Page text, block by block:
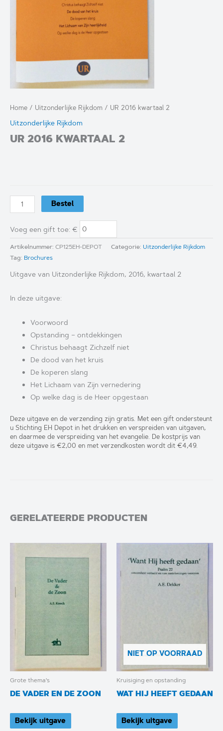
Home / Uitzonderlijke Rijkdom / UR 2016 kwartaal 2
Uitzonderlijke Rijkdom
UR 2016 KWARTAAL 2
2016
kwartaal
2
aantal
Bestel
Voeg een gift toe: €
Artikelnummer: CP125EH-DEPOT Categorie: Uitzonderlijke Rijkdom
Tag: Brochures
Uitgave van Uitzonderlijke Rijkdom, 2016, kwartaal 2
In deze uitgave:
Voorwoord
Opstanding – ontdekkingen
Christus behaagt Zichzelf niet
De dood van het kruis
De koperen slang
Het Lichaam van Zijn vernedering
Op welke dag is de Heer opgestaan
Deze uitgave en de verzending zijn gratis. Met een gift ondersteunt
u Stichting EH Depot in het drukken en verspreiden van uitgaven,
en daarmee de verspreiding van het evangelie. De kostprijs van
deze uitgave is €2,00 en met verzendkosten wordt dit €4,49.
GERELATEERDE PRODUCTEN
Grote thema's
DE VADER EN DE ZOON
Bekijk uitgave
NIET OP VOORRAAD
Kruisiging en opstanding
WAT HIJ HEEFT GEDAAN
Bekijk uitgave